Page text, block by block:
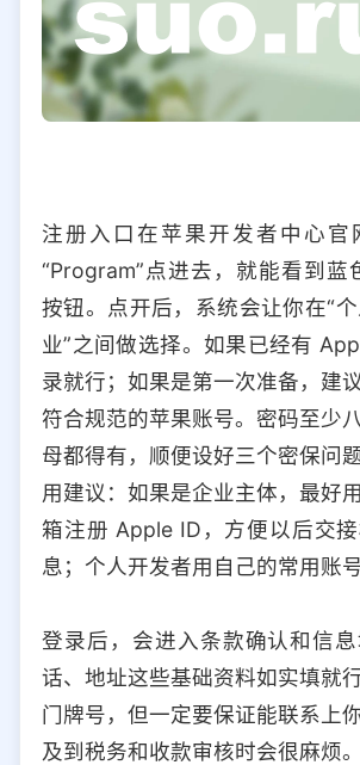
注册入口在苹果开发者中心官
“Program”点进去，就能看到蓝
按钮。点开后，系统会让你在“
业”之间做选择。如果已经有
录就行；如果是第一次准备，建
符合规范的苹果账号。密码至少
母都得有，顺便设好三个密保问
用建议：如果是企业主体，最好
箱注册 Apple ID，方便以后交
息；个人开发者用自己的常用账号
登录后，会进入条款确认和信
话、地址这些基础资料如实填就
门牌号，但一定要保证能联系上
及到税务和收款审核时会很麻烦